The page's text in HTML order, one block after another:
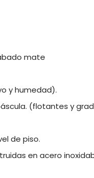
mate
y humedad).
(flotantes y
de piso.
en acero